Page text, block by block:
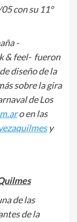
con su 11°
-
& feel- fueron
diseño de la
sobre la gira
de Los
o en las
y
de las
de la